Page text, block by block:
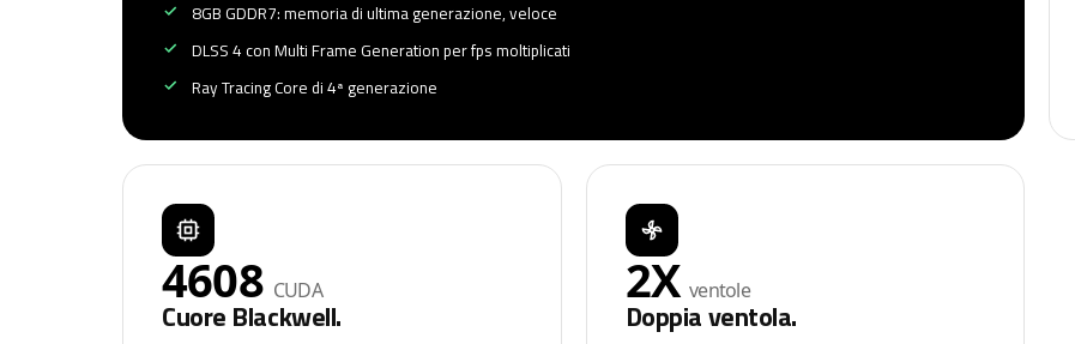
8GB GDDR7: memoria di ultima generazione, veloce
DLSS 4 con Multi Frame Generation per fps moltiplicati
Ray Tracing Core di 4ª generazione
4608 CUDA
Cuore Blackwell.
2X ventole
Doppia ventola.